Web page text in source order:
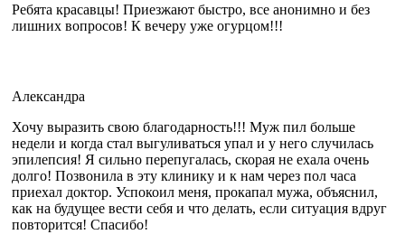
Ребята красавцы! Приезжают быстро, все анонимно и без
лишних вопросов! К вечеру уже огурцом!!!
Александра
Хочу выразить свою благодарность!!! Муж пил больше
недели и когда стал выгуливаться упал и у него случилась
эпилепсия! Я сильно перепугалась, скорая не ехала очень
долго! Позвонила в эту клинику и к нам через пол часа
приехал доктор. Успокоил меня, прокапал мужа, объяснил,
как на будущее вести себя и что делать, если ситуация вдруг
повторится! Спасибо!